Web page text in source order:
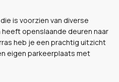
is voorzien van diverse
openslaande deuren naar
heb je een prachtig uitzicht
eigen parkeerplaats met